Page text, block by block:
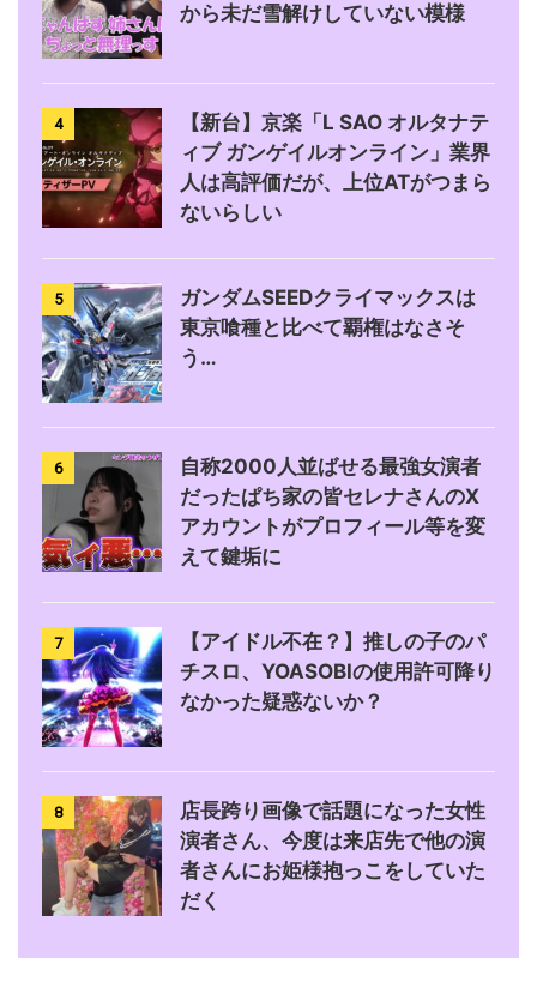
から未だ雪解けしていない模様
4
【新台】京楽「L SAO オルタナテ
ィブ ガンゲイルオンライン」業界
人は高評価だが、上位ATがつまら
ないらしい
5
ガンダムSEEDクライマックスは
東京喰種と比べて覇権はなさそ
う…
6
自称2000人並ばせる最強女演者
だったぱち家の皆セレナさんのX
アカウントがプロフィール等を変
えて鍵垢に
7
【アイドル不在？】推しの子のパ
チスロ、YOASOBIの使用許可降り
なかった疑惑ないか？
8
店長跨り画像で話題になった女性
演者さん、今度は来店先で他の演
者さんにお姫様抱っこをしていた
だく